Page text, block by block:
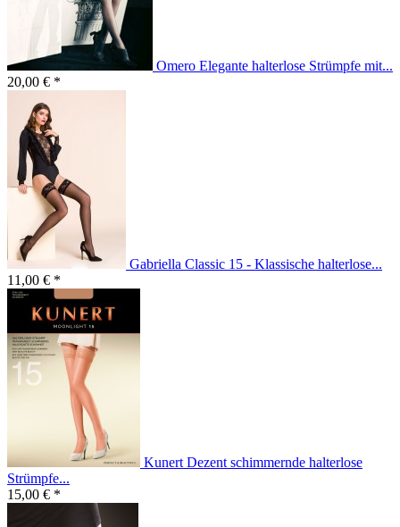
Omero Elegante halterlose Strümpfe mit...
20,00 € *
Gabriella Classic 15 - Klassische halterlose...
11,00 € *
Kunert Dezent schimmernde halterlose
Strümpfe...
15,00 € *